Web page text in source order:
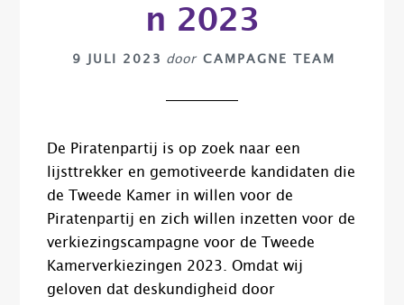
n 2023
9 JULI 2023 door CAMPAGNE TEAM
De Piratenpartij is op zoek naar een
lijsttrekker en gemotiveerde kandidaten die
de Tweede Kamer in willen voor de
Piratenpartij en zich willen inzetten voor de
verkiezingscampagne voor de Tweede
Kamerverkiezingen 2023. Omdat wij
geloven dat deskundigheid door